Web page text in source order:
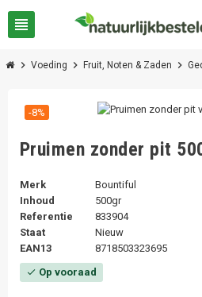
view_headline
chevron_right Voeding chevron_right Fruit, Noten & Zaden chevron_right
-8%
Pruimen zonder pit
Merk
Bountiful
Inhoud
500gr
Referentie
833904
Staat
Nieuw
EAN13
8718503323695
check Op vooraad